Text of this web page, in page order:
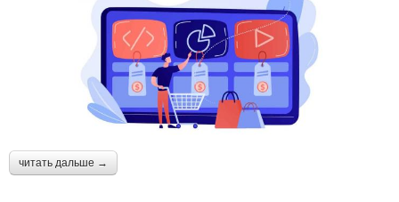
читать дальше →